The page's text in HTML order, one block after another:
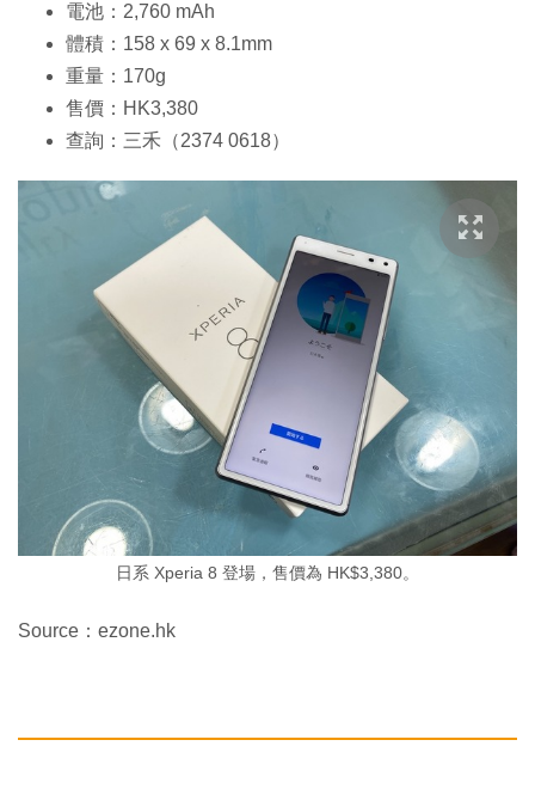
電池：2,760 mAh
體積：158 x 69 x 8.1mm
重量：170g
售價：HK3,380
查詢：三禾（2374 0618）
日系 Xperia 8 登場，售價為 HK$3,380。
Source：ezone.hk